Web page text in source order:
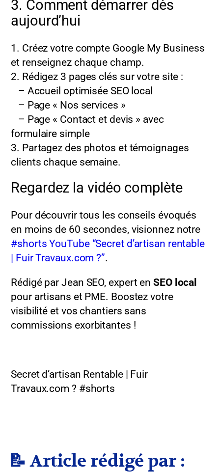
3. Comment démarrer dès
aujourd’hui
1. Créez votre compte Google My Business
et renseignez chaque champ.
2. Rédigez 3 pages clés sur votre site :
– Accueil optimisée SEO local
– Page « Nos services »
– Page « Contact et devis » avec
formulaire simple
3. Partagez des photos et témoignages
clients chaque semaine.
Regardez la vidéo complète
Pour découvrir tous les conseils évoqués
en moins de 60 secondes, visionnez notre
#shorts YouTube “Secret d’artisan rentable
| Fuir Travaux.com ?”.
Rédigé par Jean SEO, expert enSEO local
pour artisans et PME. Boostez votre
visibilité et vos chantiers sans
commissions exorbitantes !
Secret d’artisan Rentable | Fuir
Travaux.com ? #shorts
📝 Article rédigé par :